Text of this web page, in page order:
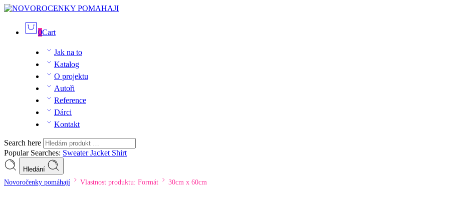
0Cart
Jak na to
Katalog
O projektu
Autoři
Reference
Dárci
Kontakt
Search here
Popular Searches: SweaterJacket Shirt
Hledání
Novoročenky pomáhají Vlastnost produktu: Formát 30cm x 60cm